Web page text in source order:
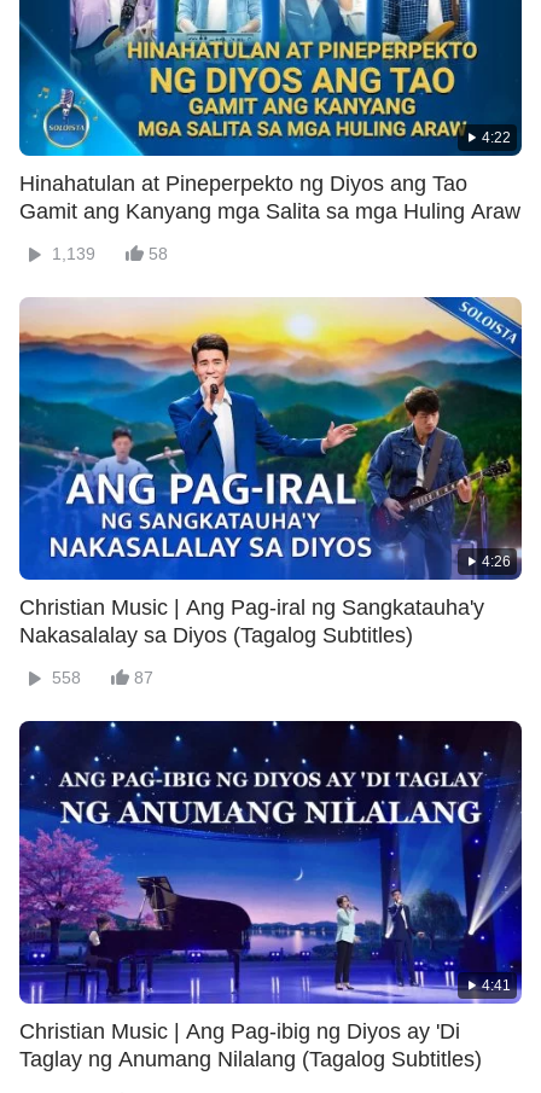
4:22
Hinahatulan at Pineperpekto ng Diyos ang Tao
Gamit ang Kanyang mga Salita sa mga Huling Araw
1,139 58
4:26
Christian Music | Ang Pag-iral ng Sangkatauha'y
Nakasalalay sa Diyos (Tagalog Subtitles)
558 87
4:41
Christian Music | Ang Pag-ibig ng Diyos ay 'Di
Taglay ng Anumang Nilalang (Tagalog Subtitles)